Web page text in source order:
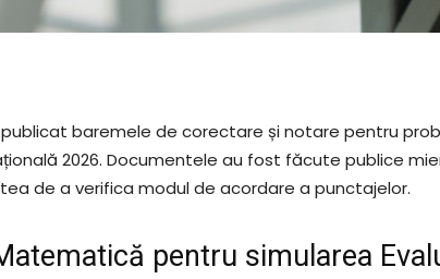
publicat baremele de corectare și notare pentru
2026. Documentele au fost făcute publice
de a verifica modul de acordare a punctajelor.
pentru simularea